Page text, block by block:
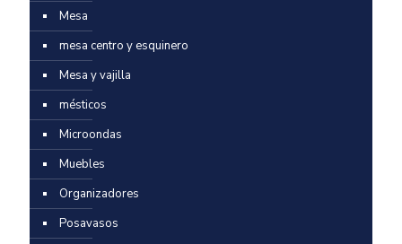
Mesa
mesa centro y esquinero
Mesa y vajilla
mésticos
Microondas
Muebles
Organizadores
Posavasos